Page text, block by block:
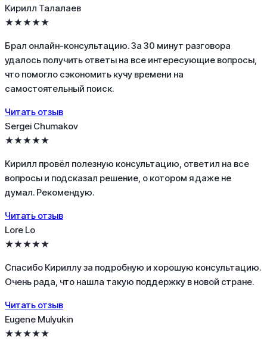
Кирилл Талалаев
★★★★★
Брал онлайн-консультацию. За 30 минут разговора
удалось получить ответы на все интересующие вопросы,
что помогло сэкономить кучу времени на
самостоятельный поиск.
Читать отзыв
Sergei Chumakov
★★★★★
Кирилл провёл полезную консультацию, ответил на все
вопросы и подсказал решение, о котором я даже не
думал. Рекомендую.
Читать отзыв
Lore Lo
★★★★★
Спасибо Кириллу за подробную и хорошую консультацию.
Очень рада, что нашла такую поддержку в новой стране.
Читать отзыв
Eugene Mulyukin
★★★★★